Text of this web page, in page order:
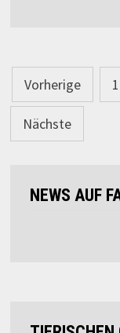
Vorherige 1
Nächste
NEWS AUF